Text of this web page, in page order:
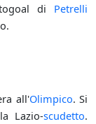
di Petrelli
all'Olimpico. Si
Lazio-scudetto.